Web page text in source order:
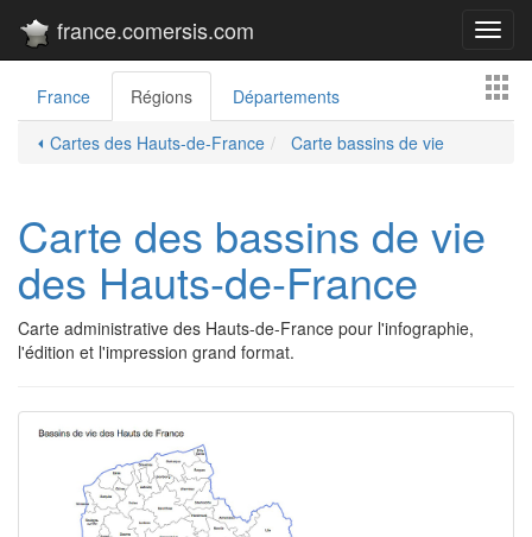
france.comersis.com
France Régions
Départements
⏴ Cartes des Hauts-de-France
Carte bassins de vie
Carte des bassins de vie
des Hauts-de-France
Carte administrative des Hauts-de-France pour l'infographie,
l'édition et l'impression grand format.